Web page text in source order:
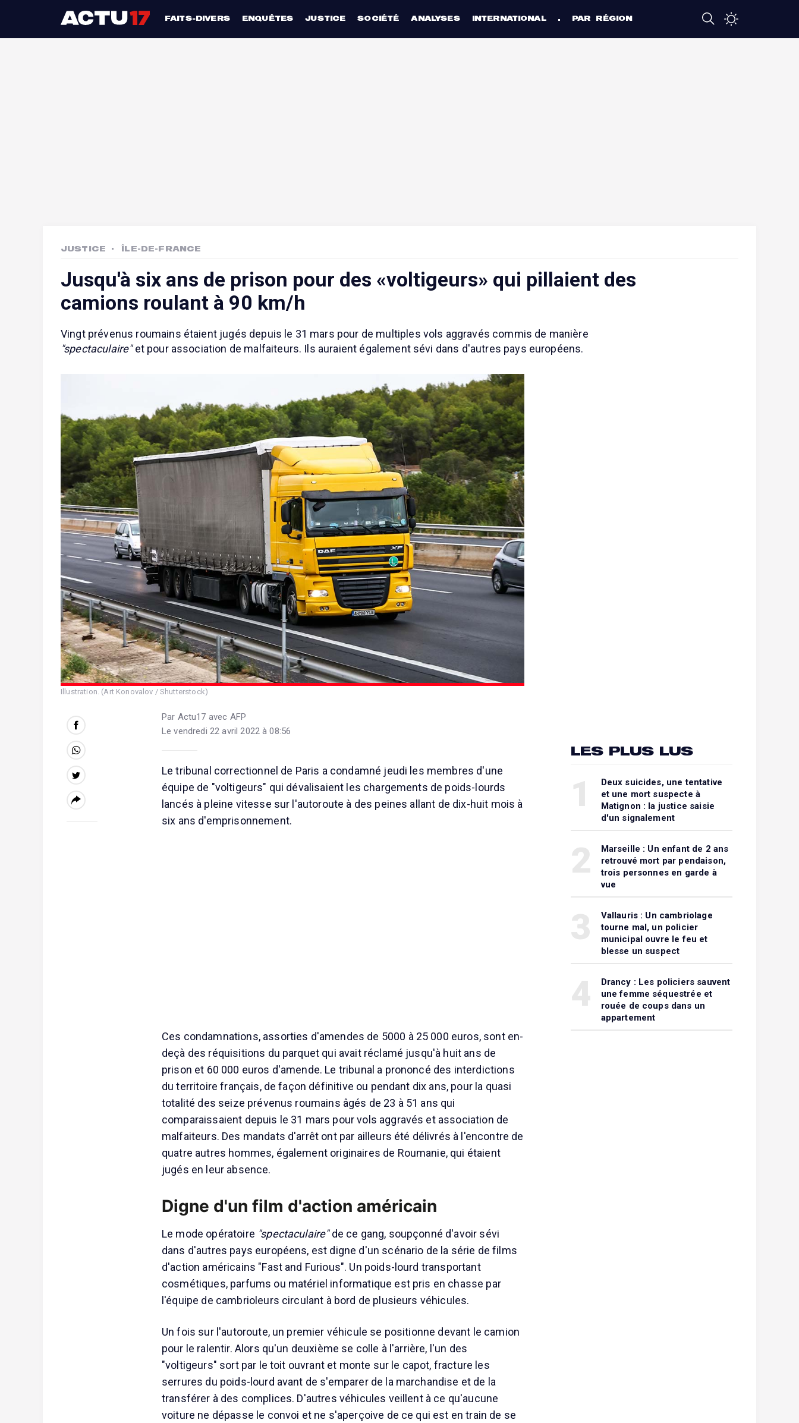
FAITS-DIVERS ENQUÊTES JUSTICE SOCIÉTÉ ANALYSES INTERNATIONAL PAR RÉGION
JUSTICE ÎLE-DE-FRANCE
Jusqu'à six ans de prison pour des «voltigeurs» qui pillaient des
camions roulant à 90 km/h
Vingt prévenus roumains étaient jugés depuis le 31 mars pour de multiples vols aggravés commis de manière
"spectaculaire"et pour association de malfaiteurs. Ils auraient également sévi dans d'autres pays européens.
Illustration. (Art Konovalov / Shutterstock)
Par Actu17 avec AFP
Le vendredi 22 avril 2022 à 08:56
Le tribunal correctionnel de Paris a condamné jeudi les membres d'une
équipe de "voltigeurs" qui dévalisaient les chargements de poids-lourds
lancés à pleine vitesse sur l'autoroute à des peines allant de dix-huit mois à
six ans d'emprisonnement.
Ces condamnations, assorties d'amendes de 5000 à 25 000 euros, sont en-
deçà des réquisitions du parquet qui avait réclamé jusqu'à huit ans de
prison et 60 000 euros d'amende. Le tribunal a prononcé des interdictions
du territoire français, de façon définitive ou pendant dix ans, pour la quasi
totalité des seize prévenus roumains âgés de 23 à 51 ans qui
comparaissaient depuis le 31 mars pour vols aggravés et association de
malfaiteurs. Des mandats d'arrêt ont par ailleurs été délivrés à l'encontre de
quatre autres hommes, également originaires de Roumanie, qui étaient
jugés en leur absence.
Digne d'un film d'action américain
Le mode opératoire "spectaculaire"de ce gang, soupçonné d'avoir sévi
dans d'autres pays européens, est digne d'un scénario de la série de films
d'action américains "Fast and Furious". Un poids-lourd transportant
cosmétiques, parfums ou matériel informatique est pris en chasse par
l'équipe de cambrioleurs circulant à bord de plusieurs véhicules.
Un fois sur l'autoroute, un premier véhicule se positionne devant le camion
pour le ralentir. Alors qu'un deuxième se colle à l'arrière, l'un des
"voltigeurs" sort par le toit ouvrant et monte sur le capot, fracture les
serrures du poids-lourd avant de s'emparer de la marchandise et de la
transférer à des complices. D'autres véhicules veillent à ce qu'aucune
voiture ne dépasse le convoi et ne s'aperçoive de ce qui est en train de se
LES PLUS LUS
Deux suicides, une tentative
et une mort suspecte à
Matignon : la justice saisie
d'un signalement
Marseille : Un enfant de 2 ans
retrouvé mort par pendaison,
trois personnes en garde à
vue
Vallauris : Un cambriolage
tourne mal, un policier
municipal ouvre le feu et
blesse un suspect
Drancy : Les policiers sauvent
une femme séquestrée et
rouée de coups dans un
appartement